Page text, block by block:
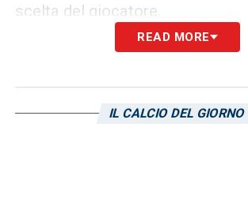
scelta del giocatore.
Le prossime settimane
Le prossime settimane saranno
definire il futuro diAlieu Fadera
READ MORE
IL CALCIO DEL GIORNO